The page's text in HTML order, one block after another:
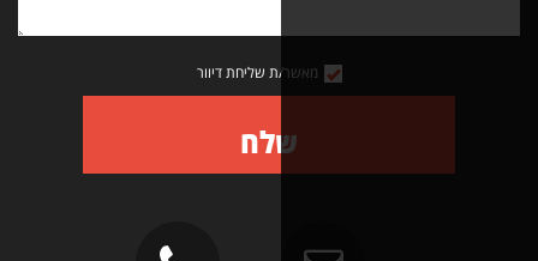
מאשר/ת שליחת דיוור